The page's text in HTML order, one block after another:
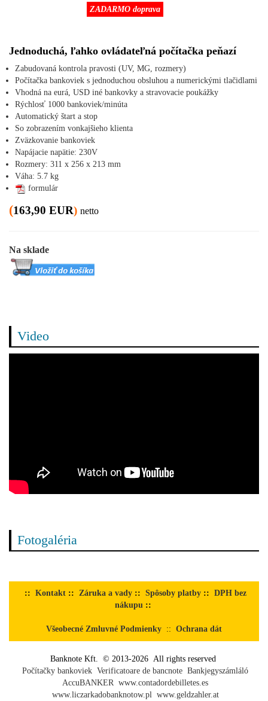
ZADARMO doprava
Jednoduchá, ľahko ovládateľná počítačka peňazí
Zabudovaná kontrola pravosti (UV, MG, rozmery)
Počítačka bankoviek s jednoduchou obsluhou a numerickými tlačidlami
Vhodná na eurá, USD iné bankovky a stravovacie poukážky
Rýchlosť 1000 bankoviek/minúta
Automatický štart a stop
So zobrazením vonkajšieho klienta
Zväzkovanie bankoviek
Napájacie napätie: 230V
Rozmery: 311 x 256 x 213 mm
Váha: 5.7 kg
formulár
(163,90 EUR) netto
Na sklade
Video
Fotogaléria
:: Kontakt:: Záruka a vady:: Spôsoby platby:: DPH bez
nákupu::
Všeobecné Zmluvné Podmienky :: Ochrana dát
Banknote Kft. © 2013-2026 All rights reserved
Počítačky bankoviek Verificatoare de bancnote Bankjegyszámláló
AccuBANKER www.contadordebilletes.es
www.liczarkadobanknotow.pl www.geldzahler.at